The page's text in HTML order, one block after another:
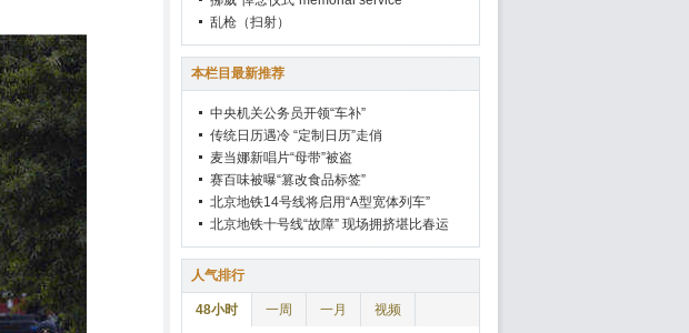
乱枪（扫射）
本栏目最新推荐
中央机关公务员开领“车补”
传统日历遇冷 “定制日历”走俏
麦当娜新唱片“母带”被盗
赛百味被曝“篡改食品标签”
北京地铁14号线将启用“A型宽体列车”
北京地铁十号线“故障” 现场拥挤堪比春运
人气排行
48小时 一周 一月 视频